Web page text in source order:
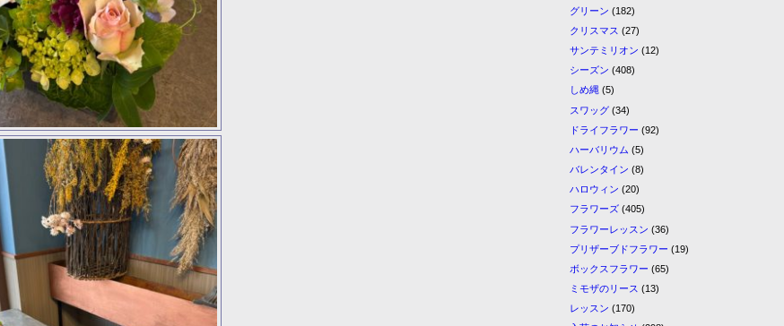
グリーン (182)
クリスマス (27)
サンテミリオン (12)
シーズン (408)
しめ縄 (5)
スワッグ (34)
ドライフラワー (92)
ハーバリウム (5)
バレンタイン (8)
ハロウィン (20)
フラワーズ (405)
フラワーレッスン (36)
プリザーブドフラワー (19)
ボックスフラワー (65)
ミモザのリース (13)
レッスン (170)